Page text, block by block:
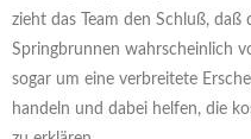
zieht das Team den Schluß, daß
Springbrunnen wahrscheinlich
sogar um eine verbreitete
handeln und dabei helfen, die